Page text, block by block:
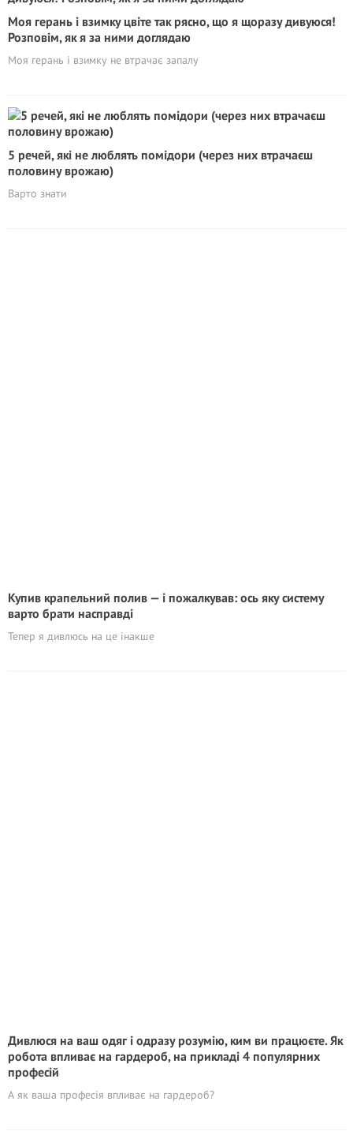
Моя герань і взимку цвіте так рясно, що я щоразу дивуюся!
Розповім, як я за ними доглядаю
Моя герань і взимку не втрачає запалу
5 речей, які не люблять помідори (через них втрачаєш
половину врожаю)
Варто знати
Кyпив крапельний полив — і пожалкував: ось яку систему
варто брати насправді
Тепер я дивлюсь на це інакше
Дивлюся на ваш одяг і одразу розумію, ким ви працюєте. Як
робота впливає на гардероб, на прикладі 4 популярних
професій
А як ваша професія впливає на гардероб?